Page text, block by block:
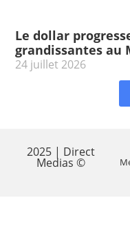
Le dollar
grandissantes au
24 juillet 2026
2025 | Direct
Medias ©